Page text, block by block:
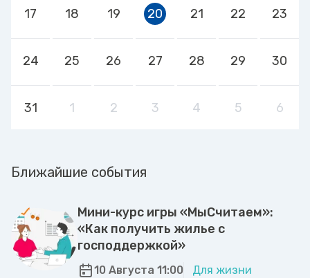
17 18 19 20 21 22 23
24 25 26 27 28 29 30
31 1 2 3 4 5 6
Ближайшие события
Мини-курс игры «МыСчитаем»:
«Как получить жилье с
господдержкой»
10 Августа 11:00 Для жизни